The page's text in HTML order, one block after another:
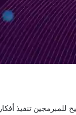
تنفيذ